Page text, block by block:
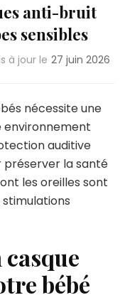
anti-bruit
sensibles
à jour le 27 juin 2026
nécessite une
auditive
préserver la santé
les oreilles sont
bébé